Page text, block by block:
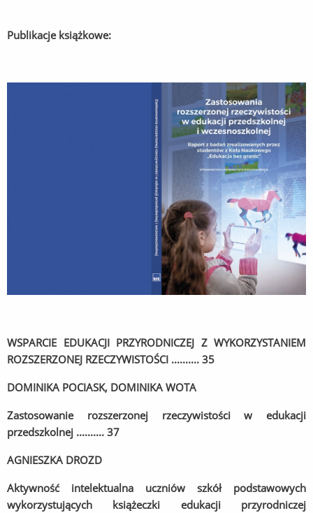
Publikacje książkowe:
WSPARCIE EDUKACJI PRZYRODNICZEJ Z WYKORZYSTANIEM
ROZSZERZONEJ RZECZYWISTOŚCI .......... 35
DOMINIKA POCIASK, DOMINIKA WOTA
Zastosowanie rozszerzonej rzeczywistości w edukacji
przedszkolnej .......... 37
AGNIESZKA DROZD
Aktywność intelektualna uczniów szkół podstawowych
wykorzystujących książeczki edukacji przyrodniczej